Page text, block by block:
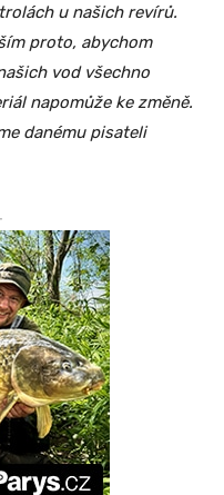
u našich revírů.
proto, abychom
vod všechno
napomůže ke změně.
danému pisateli